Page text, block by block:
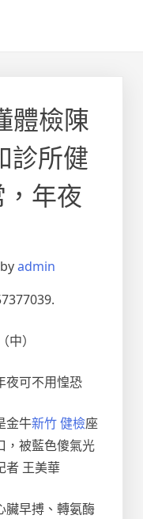
體檢陳
診所健
年夜
byadmin
）
夜可不用惶恐
金牛新竹 健檢座
，被藍色傻氣光
者 王美華
臟早搏、轉氨酶